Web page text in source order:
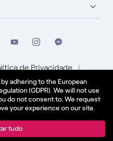
adhering to the European
(GDPR). We will not use
do not consent to. We request
your experience on our site.
tudo
de Privacidade
reservados Enel Spa